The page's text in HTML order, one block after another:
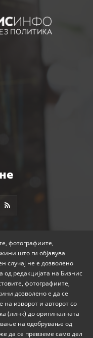
фотографиите,
што ги објавува
случај не е дозволено
редакцијата на Бизнис
фотографиите,
дозволено е да се
изворот и авторот со
(линк) до оригиналната
на одобрување од
да се превземе само дел